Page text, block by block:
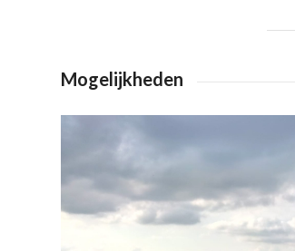
Mogelijkheden